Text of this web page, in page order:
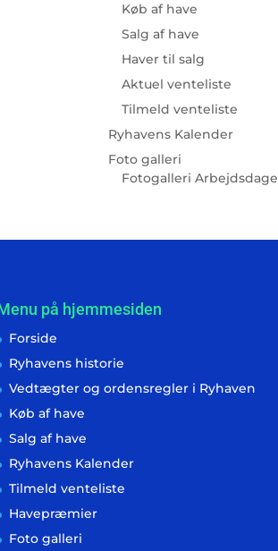
Køb af have
Salg af have
Haver til salg
Aktuel venteliste
Tilmeld venteliste
Ryhavens Kalender
Foto galleri
Fotogalleri Arbejdsdage
på hjemmesiden
Forside
Ryhavens historie
Vedtægter og ordensregler i Ryhaven
Køb af have
Salg af have
Ryhavens Kalender
Tilmeld venteliste
Havepræmier
Foto galleri